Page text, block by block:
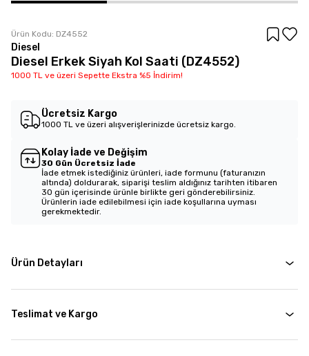
Ürün Kodu: DZ4552
Diesel
Diesel Erkek Siyah Kol Saati (DZ4552)
1000 TL ve üzeri Sepette Ekstra %5 İndirim!
Ücretsiz Kargo
1000 TL ve üzeri alışverişlerinizde ücretsiz kargo.
Kolay İade ve Değişim
30 Gün Ücretsiz İade
İade etmek istediğiniz ürünleri, iade formunu (faturanızın
altında) doldurarak, siparişi teslim aldığınız tarihten itibaren
30 gün içerisinde ürünle birlikte geri gönderebilirsiniz.
Ürünlerin iade edilebilmesi için iade koşullarına uyması
gerekmektedir.
Ürün Detayları
Teslimat ve Kargo